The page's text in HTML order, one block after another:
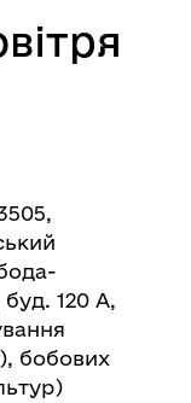
120 А,
бобових